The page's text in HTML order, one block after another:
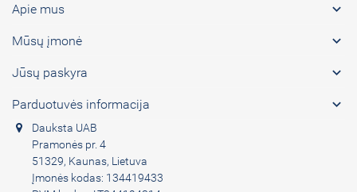
Apie mus 
Mūsų įmonė 
Jūsų paskyra 
Parduotuvės informacija 
Dauksta UAB
Pramonės pr. 4
51329, Kaunas, Lietuva
Įmonės kodas: 134419433